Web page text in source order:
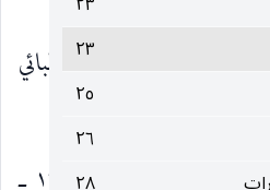
٢٣
٢٥
٢٦
حسين بن علي الطباطبائي